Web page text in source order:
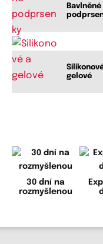
Bavlněné
gelové
30 dní na
rozmyšlenou